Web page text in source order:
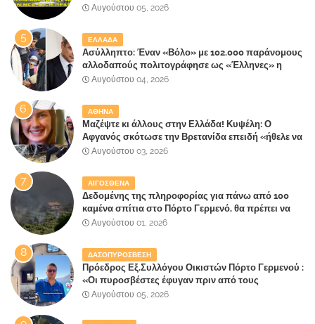
Αυγούστου 05, 2026
ΕΛΛΑΔΑ
Ασύλληπτο: Έναν «Βόλο» με 102.000 παράνομους
αλλοδαπούς πολιτογράφησε ως «Έλληνες» η
κυβέρνηση!
Αυγούστου 04, 2026
ΑΘΗΝΑ
Μαζέψτε κι άλλους στην Ελλάδα! Κυψέλη: Ο
Αφγανός σκότωσε την Βρετανίδα επειδή «ήθελε να
κάνει τη σύντροφό του χριστιανή»
Αυγούστου 03, 2026
ΑΙΓΟΣΘΕΝΑ
Δεδομένης της πληροφορίας για πάνω από 100
καμένα σπίτια στο Πόρτο Γερμενό, θα πρέπει να
αναζητηθούν ευθύνες για την ολοσχερή
επίγειου παραδείσου της Αττικής
Αυγούστου 01, 2026
ΔΑΣΟΠΥΡΟΣΒΕΣΗ
Πρόεδρος Εξ.Συλλόγου Οικιστών Πόρτο Γερμενού :
«Οι πυροσβέστες έφυγαν πριν από τους
κατοίκους»
Αυγούστου 05, 2026